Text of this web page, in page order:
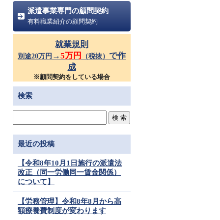
派遣事業専門の顧問契約
有料職業紹介の顧問契約
就業規則
別途20万円 →5万円 （税抜） で作
成
※顧問契約をしている場合
検索
最近の投稿
【令和8年10月1日施行の派遣法
改正（同一労働同一賃金関係）
について】
【労務管理】令和8年8月から高
額療養費制度が変わります